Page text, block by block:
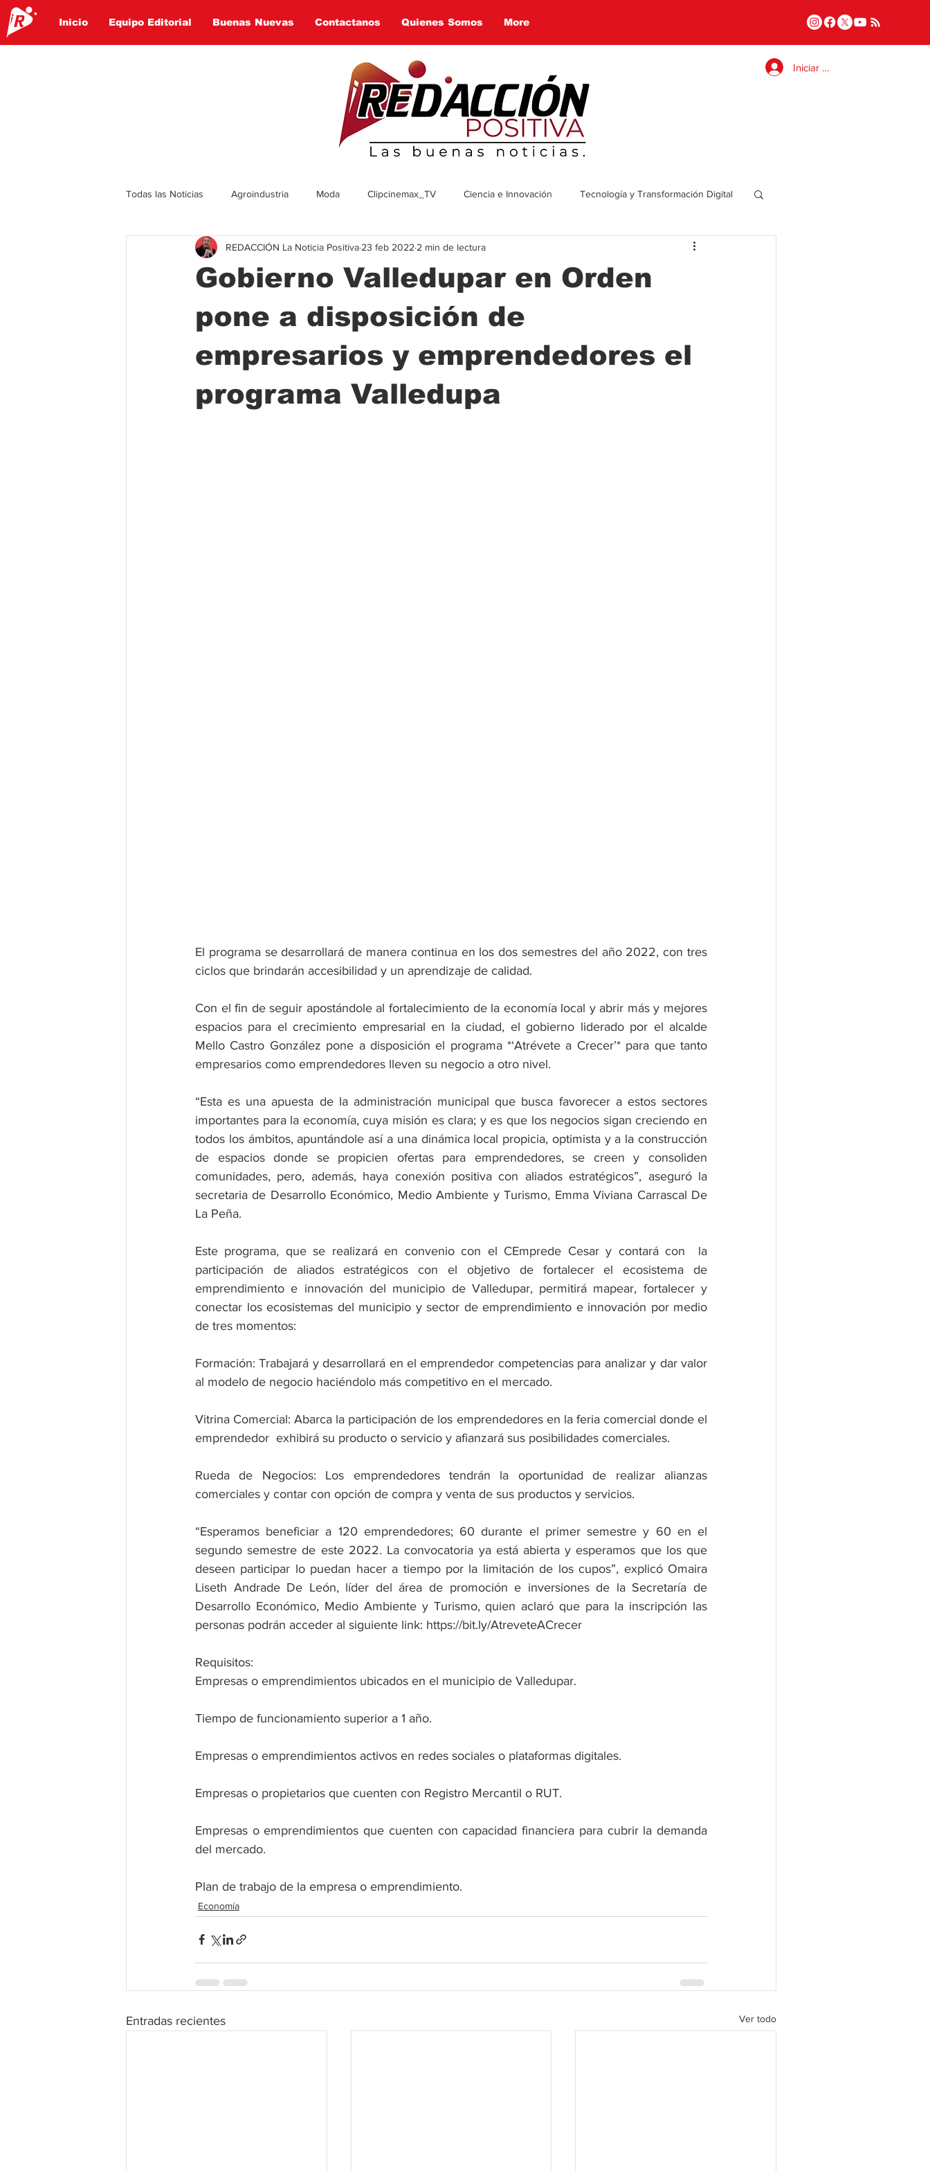
Inicio Equipo Editorial Buenas Nuevas Contactanos Quienes Somos More
Iniciar sesión
Todas las Noticias Agroindustria Moda Clipcinemax_TV Ciencia e Innovación Tecnología y Transformación Digital
Politica Entretenimiento Deportes Tecnologia
Economía Política Arte
Regional Educación Ciencia Transporte Municipal Actualidad Locales
Gobierno Valledupar en Orden
pone a disposición de
empresarios y emprendedores el
programa Valledupa
REDACCIÓN La Noticia Positiva 23 feb 2022 2 min de lectura
El programa se desarrollará de manera continua en los dos semestres del año 2022, con tres
ciclos que brindarán accesibilidad y un aprendizaje de calidad.
Con el fin de seguir apostándole al fortalecimiento de la economía local y abrir más y mejores
espacios para el crecimiento empresarial en la ciudad, el gobierno liderado por el alcalde
Mello Castro González pone a disposición el programa *‘Atrévete a Crecer’* para que tanto
empresarios como emprendedores lleven su negocio a otro nivel.
“Esta es una apuesta de la administración municipal que busca favorecer a estos sectores
importantes para la economía, cuya misión es clara; y es que los negocios sigan creciendo en
todos los ámbitos, apuntándole así a una dinámica local propicia, optimista y a la construcción
de espacios donde se propicien ofertas para emprendedores, se creen y consoliden
comunidades, pero, además, haya conexión positiva con aliados estratégicos”, aseguró la
secretaria de Desarrollo Económico, Medio Ambiente y Turismo, Emma Viviana Carrascal De
La Peña.
Este programa, que se realizará en convenio con el CEmprede Cesar y contará con  la
participación de aliados estratégicos con el objetivo de fortalecer el ecosistema de
emprendimiento e innovación del municipio de Valledupar, permitirá mapear, fortalecer y
conectar los ecosistemas del municipio y sector de emprendimiento e innovación por medio
de tres momentos:
Formación: Trabajará y desarrollará en el emprendedor competencias para analizar y dar valor
al modelo de negocio haciéndolo más competitivo en el mercado.
Vitrina Comercial: Abarca la participación de los emprendedores en la feria comercial donde el
emprendedor  exhibirá su producto o servicio y afianzará sus posibilidades comerciales.
Rueda de Negocios: Los emprendedores tendrán la oportunidad de realizar alianzas
comerciales y contar con opción de compra y venta de sus productos y servicios.
“Esperamos beneficiar a 120 emprendedores; 60 durante el primer semestre y 60 en el
segundo semestre de este 2022. La convocatoria ya está abierta y esperamos que los que
deseen participar lo puedan hacer a tiempo por la limitación de los cupos”, explicó Omaira
Liseth Andrade De León, líder del área de promoción e inversiones de la Secretaría de
Desarrollo Económico, Medio Ambiente y Turismo, quien aclaró que para la inscripción las
personas podrán acceder al siguiente link: https://bit.ly/AtreveteACrecer
Requisitos:
Empresas o emprendimientos ubicados en el municipio de Valledupar.
Tiempo de funcionamiento superior a 1 año.
Empresas o emprendimientos activos en redes sociales o plataformas digitales.
Empresas o propietarios que cuenten con Registro Mercantil o RUT.
Empresas o emprendimientos que cuenten con capacidad financiera para cubrir la demanda
del mercado.
Plan de trabajo de la empresa o emprendimiento.
Economía
Entradas recientes Ver todo